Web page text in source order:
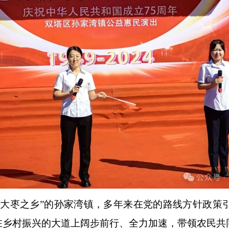
之乡”的孙家湾镇，多年来在党的路线方针政策
村振兴的大道上阔步前行、全力加速，带领农民